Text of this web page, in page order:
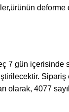
deforme
7 gün
4077